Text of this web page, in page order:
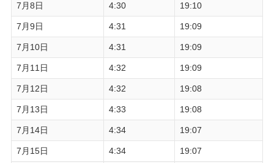
7月8日 4:30 19:10
7月9日 4:31 19:09
7月10日 4:31 19:09
7月11日 4:32 19:09
7月12日 4:32 19:08
7月13日 4:33 19:08
7月14日 4:34 19:07
7月15日 4:34 19:07